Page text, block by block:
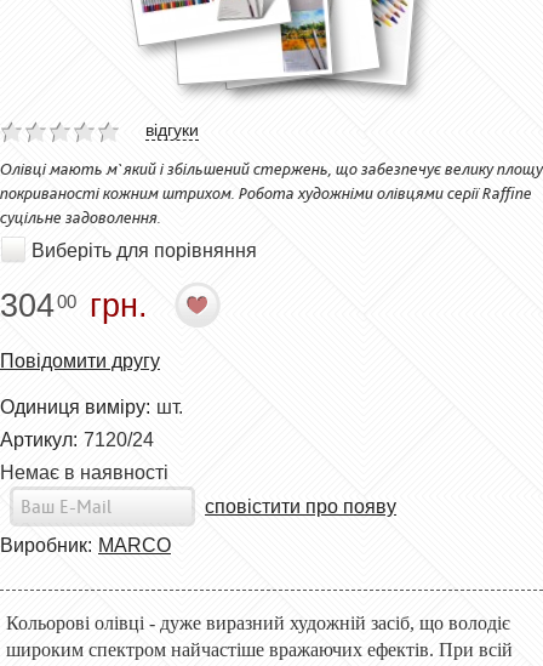
відгуки
Олівці мають м`який і збільшений стержень, що забезпечує велику площу
покриваності кожним штрихом. Робота художніми олівцями серії Raffine
суцільне задоволення.
Виберіть для порівняння
30400 грн.
Повідомити другу
Одиниця виміру: шт.
Артикул: 7120/24
Немає в наявності
сповістити про появу
Виробник: MARCO
Кольорові олівці - дуже виразний художній засіб, що володіє
широким спектром найчастіше вражаючих ефектів. При всій